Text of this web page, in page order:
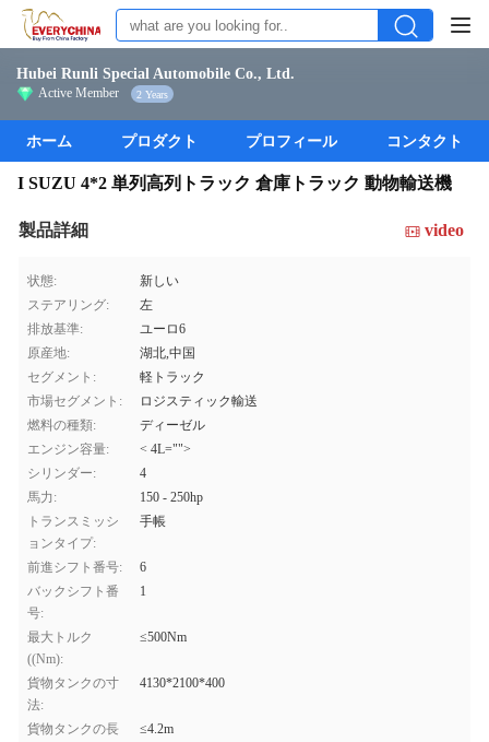
Hubei Runli Special Automobile Co., Ltd.
Active Member 2 Years
ホーム プロダクト プロフィール コンタクト
I SUZU 4*2 単列高列トラック 倉庫トラック 動物輸送機
製品詳細 video
状態:
新しい
ステアリング:
左
排放基準:
ユーロ6
原産地:
湖北,中国
セグメント:
軽トラック
市場セグメント:
ロジスティック輸送
燃料の種類:
ディーゼル
エンジン容量:
< 4L="">
シリンダー:
4
馬力:
150 - 250hp
トランスミッシ
ョンタイプ:
手帳
前進シフト番号:
6
バックシフト番
号:
1
最大トルク
((Nm):
≤500Nm
貨物タンクの寸
法:
4130*2100*400
貨物タンクの長
≤4.2m